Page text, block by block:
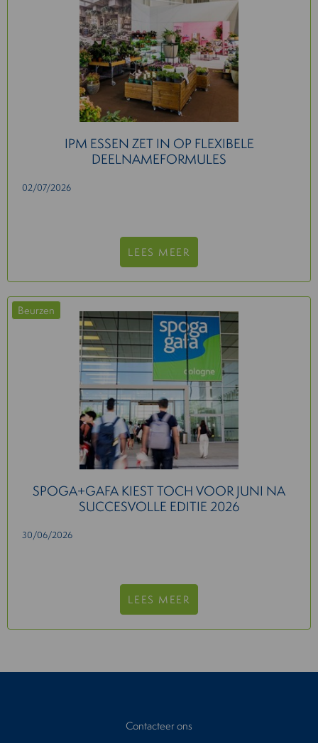
IPM ESSEN ZET IN OP FLEXIBELE
DEELNAMEFORMULES
02/07/2026
LEES MEER
Beurzen
SPOGA+GAFA KIEST TOCH VOOR JUNI NA
SUCCESVOLLE EDITIE 2026
30/06/2026
LEES MEER
Contacteer ons